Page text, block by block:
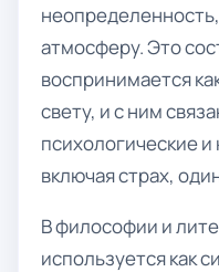
атмосферу. Это
воспринимается
свету, и с ним
психологические
включая страх,
В философии и
используется как